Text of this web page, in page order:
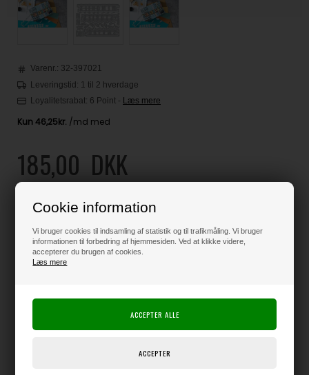
Cookie information
Vi bruger cookies til indsamling af statistik og til trafikmåling. Vi bruger
informationen til forbedring af hjemmesiden. Ved at klikke videre,
accepterer du brugen af cookies.
Læs mere
Varenr.: 32-397021
Leveringstid: 1 til 2 hverdage
Loyalitetsrabat: 6 Point - Læs mere
185,00 DKK
Varen er på lager
Her har Sizzix allieret sig med den fantastiske Seth Apter, der er kendt fo